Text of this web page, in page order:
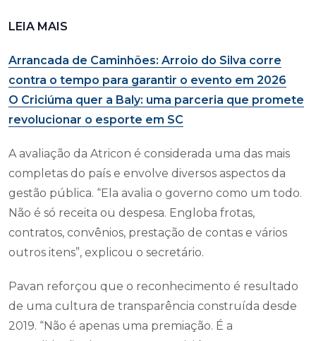
LEIA MAIS
Arrancada de Caminhões: Arroio do Silva corre
contra o tempo para garantir o evento em 2026
O Criciúma quer a Baly: uma parceria que promete
revolucionar o esporte em SC
A avaliação da Atricon é considerada uma das mais
completas do país e envolve diversos aspectos da
gestão pública. “Ela avalia o governo como um todo.
Não é só receita ou despesa. Engloba frotas,
contratos, convênios, prestação de contas e vários
outros itens”, explicou o secretário.
Pavan reforçou que o reconhecimento é resultado
de uma cultura de transparência construída desde
2019. “Não é apenas uma premiação. É a